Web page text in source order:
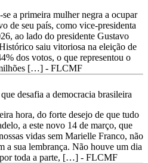
a primeira mulher negra a ocupar
de seu país, como vice-presidenta
ao lado do presidente Gustavo
saiu vitoriosa na eleição de
dos votos, o que representou o
[…] - FLCMF
desafia a democracia brasileira
hora, do forte desejo de que tudo
a este novo 14 de março, que
vidas sem Marielle Franco, não
a sua lembrança. Não houve um dia
toda a parte, […] - FLCMF